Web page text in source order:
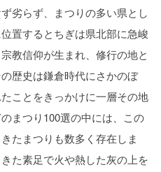
劣らず、まつりの多い県とし
置するとちぎは県北部に急峻
教信仰が生まれ、修行の地と
歴史は鎌倉時代にさかのぼ
ことをきっかけに一層その地
まつり100選の中には、この
たまつりも数多く存在しま
た素足で火や熱した灰の上を